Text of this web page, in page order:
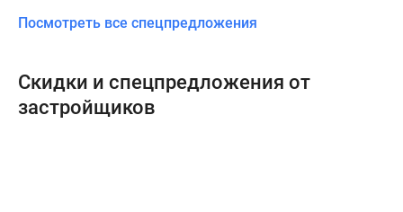
Посмотреть все спецпредложения
Скидки и спецпредложения от
застройщиков